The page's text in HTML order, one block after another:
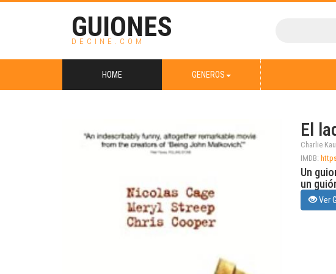
GUIONES
DECINE.COM
HOME GENEROS
El
Charlie
IMDB:
Un
un
Ver